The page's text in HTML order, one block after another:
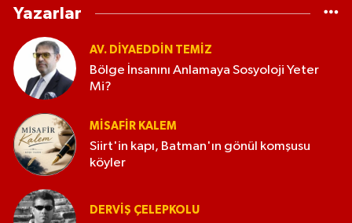
Yazarlar
AV. DIYAEDDIN TEMIZ
Bölge İnsanını Anlamaya Sosyoloji Yeter
Mi?
MISAFIR KALEM
Siirt'in kapı, Batman'ın gönül komşusu
köyler
DERVIŞ ÇELEPKOLU